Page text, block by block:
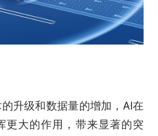
升级和数据量的增加，AI在
更大的作用，带来显著的突